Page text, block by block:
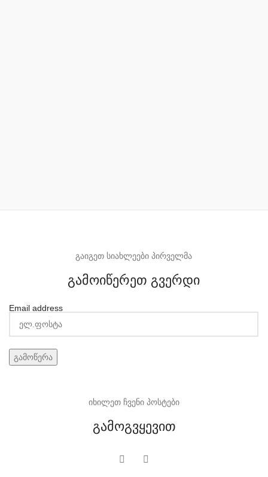
გაიგეთ სიახლეები პირველმა
გამოიწერეთ გვერდი
Email address
იხილეთ ჩვენი პოსტები
გამოგვყევით